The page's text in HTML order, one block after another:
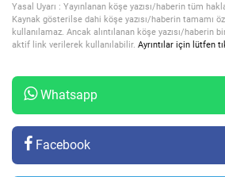
Yasal Uyarı : Yayınlanan köşe yazısı/haberin tüm
Kaynak gösterilse dahi köşe yazısı/haberin tamamı
kullanılamaz. Ancak alıntılanan köşe yazısı/haberin
aktif link verilerek kullanılabilir. Ayrıntılar için lütfen
Whatsapp
Facebook